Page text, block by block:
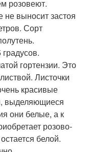
розовеют.
не выносит застоя
Сорт
гортензии. Это
Листочки
красивые
выделяющиеся
они белые, а к
розово-
белой.